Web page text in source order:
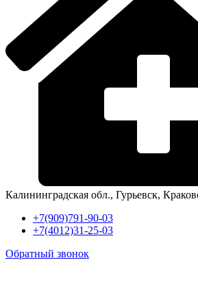
Калининградская обл., Гурьевск,
+7(909)791-90-03
+7(4012)31-25-03
Обратный звонок